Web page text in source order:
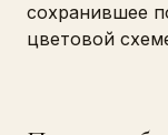
сохранившее
цветовой